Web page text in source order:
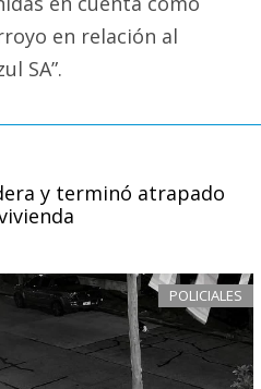
en relación al
SA”.
y terminó atrapado
POLICIALES